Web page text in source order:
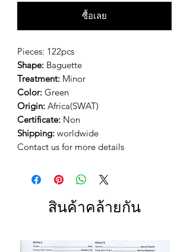
ซื้อเลย
Pieces: 122pcs
Shape: Baguette
Treatment: Minor
Color: Green
Origin: Africa(SWAT)
Certificate: Non
Shipping: worldwide
Contact us for more details
สินค้าคล้ายกัน